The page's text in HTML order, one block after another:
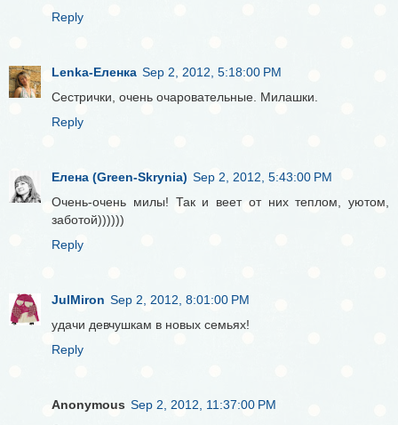
Reply
Lenka-Еленка Sep 2, 2012, 5:18:00 PM
Сестрички, очень очаровательные. Милашки.
Reply
Елена (Green-Skrynia) Sep 2, 2012, 5:43:00 PM
Очень-очень милы! Так и веет от них теплом, уютом,
заботой))))))
Reply
JulMiron Sep 2, 2012, 8:01:00 PM
удачи девчушкам в новых семьях!
Reply
Anonymous Sep 2, 2012, 11:37:00 PM